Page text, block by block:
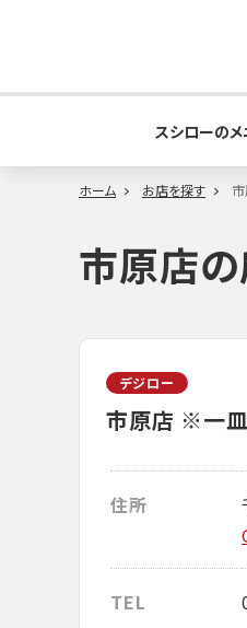
スシローのメ
ホーム お店を探す
市原店
デジロー
市原店 ※一
住所
TEL